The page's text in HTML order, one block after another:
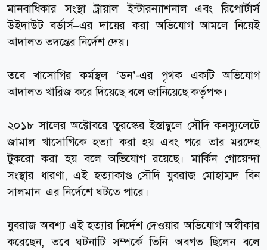
মানবাধিকার সংস্থা ট্রায়াল ইন্টারন্যাশনাল এবং রিপোর্টার্স
উইদাউট বর্ডার্স–এর দায়ের করা অভিযোগ আমলে নিয়েই
আদালত তদন্তের নির্দেশ দেয়।
তবে খাসোগির কর্মস্থল ‘ডন’-এর পৃথক একটি অভিযোগ
আদালত খারিজ করে দিয়েছে বলে জানিয়েছে কর্তৃপক্ষ।
২০১৮ সালের অক্টোবরে তুরস্কের ইস্তাম্বুলে সৌদি কনস্যুলেটে
জামাল খাসোগিকে হত্যা করা হয় এবং পরে তার মরদেহ
টুকরো করা হয় বলে অভিযোগ রয়েছে। মার্কিন গোয়েন্দা
সংস্থার ধারণা, এই হত্যাকাণ্ড সৌদি যুবরাজ মোহাম্মদ বিন
সালমান–এর নির্দেশে ঘটতে পারে।
যুবরাজ অবশ্য এই হত্যার নির্দেশ দেওয়ার অভিযোগ অস্বীকার
করেছেন, তবে ঘটনাটি সম্পর্কে তিনি অবগত ছিলেন বলে